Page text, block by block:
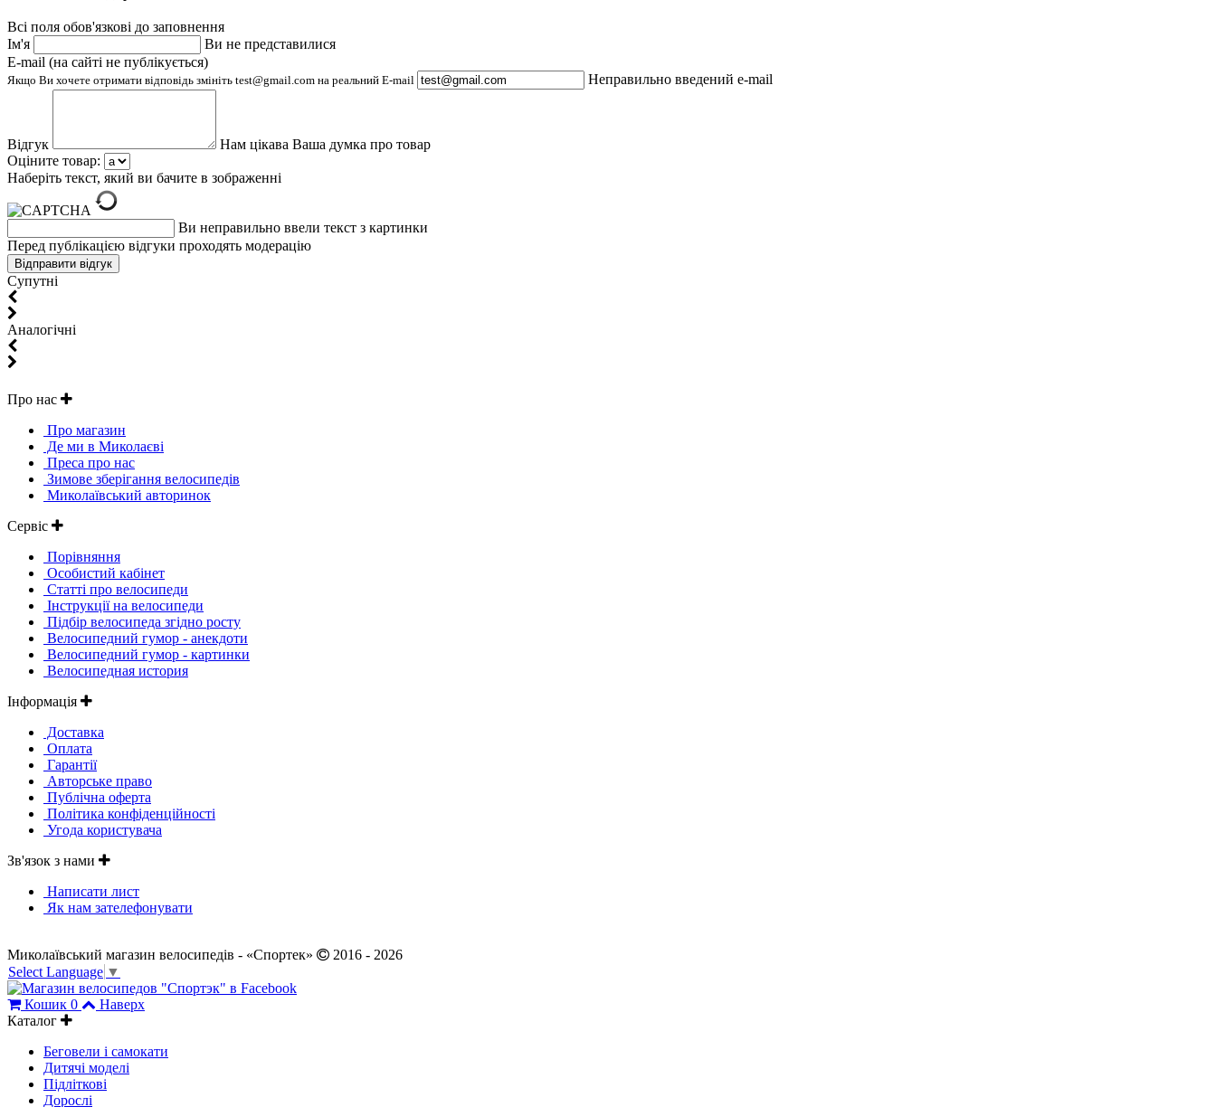
Всі поля обов'язкові до заповнення
Ім'я
Ви не представилися
E-mail (на сайті не публікується)
Якщо Ви хочете отримати відповідь змініть test@gmail.com на реальний E-mail Неправильно введений e-mail
Відгук
Нам цікава Ваша думка про товар
Оціните товар:
Наберіть текст, який ви бачите в зображенні
Ви неправильно ввели текст з картинки
Перед публікацією відгуки проходять модерацію
Супутні
Aналогічні
Про нас
Про магазин
Де ми в Миколаєві
Преса про нас
Зимове зберігання велосипедів
Миколаївський авторинок
Сервіс
Порівняння
Особистий кабінет
Статті про велосипеди
Інструкції на велосипеди
Підбір велосипеда згідно росту
Велосипедний гумор - анекдоти
Велосипедний гумор - картинки
Велосипедная история
Інформація
Доставка
Оплата
Гарантії
Авторське право
Публічна оферта
Політика конфіденційності
Угода користувача
Зв'язок з нами
Написати лист
Як нам зателефонувати
Миколаївський магазин велосипедів - «Спортек»
2016 - 2026
Select Language ▼
Кошик 0
Наверх
Каталог
Беговели і самокати
Дитячі моделі
Підліткові
Дорослі